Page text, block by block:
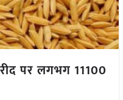
पर लगभग 11100